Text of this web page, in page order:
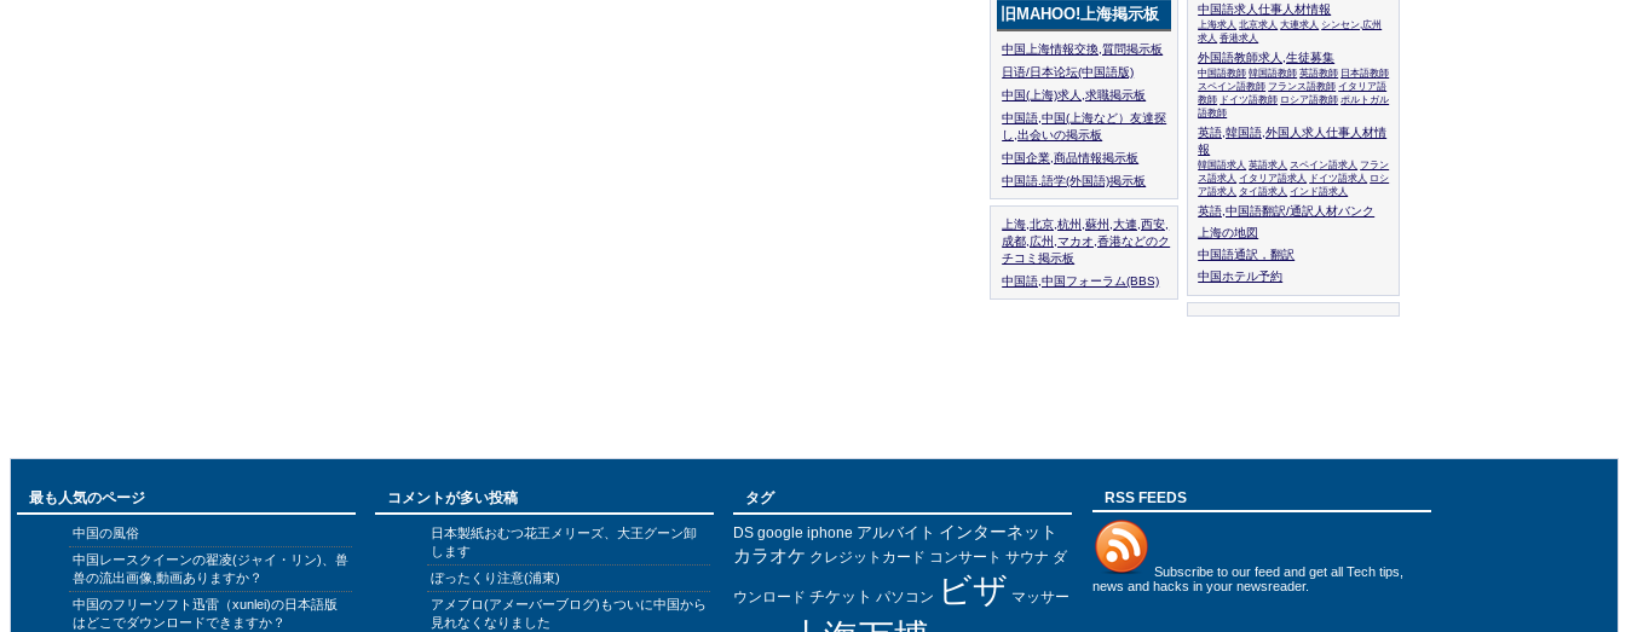
旧MAHOO!上海掲示板
中国上海情報交換,質問掲示板
日语/日本论坛(中国語版)
中国(上海)求人,求職掲示板
中国語,中国(上海など）友達探
し,出会いの掲示板
中国企業,商品情報掲示板
中国語.語学(外国語)掲示板
上海,北京,杭州,蘇州,大連,西安,
成都,広州,マカオ,香港などのク
チコミ掲示板
中国語,中国フォーラム(BBS)
中国語求人仕事人材情報
上海求人 北京求人 大連求人 シンセン,広州
求人 香港求人
外国語教師求人,生徒募集
中国語教師 韓国語教師 英語教師 日本語教師
スペイン語教師 フランス語教師 イタリア語
教師 ドイツ語教師 ロシア語教師 ポルトガル
語教師
英語,韓国語,外国人求人仕事人材情
報
韓国語求人 英語求人 スペイン語求人 フラン
ス語求人 イタリア語求人 ドイツ語求人 ロシ
ア語求人 タイ語求人 インド語求人
英語,中国語翻訳/通訳人材バンク
上海の地図
中国語通訳，翻訳
中国ホテル予約
最も人気のページ
中国の風俗
中国レースクイーンの翟凌(ジャイ・リン)、兽
兽の流出画像,動画ありますか？
中国のフリーソフト迅雷（xunlei)の日本語版
はどこでダウンロードできますか？
コメントが多い投稿
日本製紙おむつ花王メリーズ、大王グーン卸
します
ぼったくり注意(浦東)
アメブロ(アメーバーブログ)もついに中国から
見れなくなりました
タグ
DS google iphone アルバイト インターネット
カラオケ クレジットカード コンサート サウナ ダ
ウンロード チケット パソコン ビザ マッサー
RSS FEEDS
Subscribe to our feed and get all Tech tips,
news and hacks in your newsreader.